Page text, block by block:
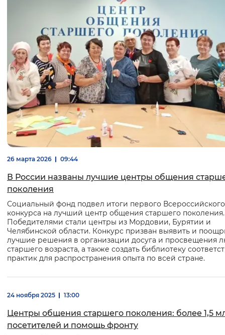
26 марта 2026 09:44
В России названы лучшие центры общения
поколения
Социальный фонд подвел итоги первого Всероссийского
конкурса на лучший центр общения старшего поколения.
Победителями стали центры из Мордовии, Бурятии и
Челябинской области. Конкурс призван выявить и
лучшие решения в организации досуга и просвещения
старшего возраста, а также создать библиотеку
практик для распространения опыта по всей стране.
24 ноября 2025 13:00
Центры общения старшего поколения: более 1,5
посетителей и помощь фронту